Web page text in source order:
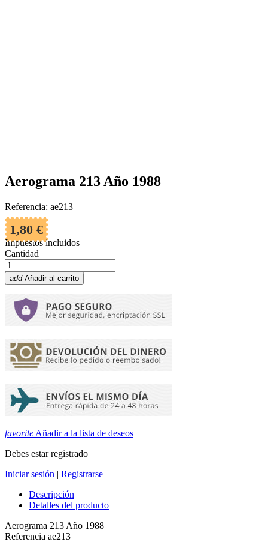
Aerograma 213 Año 1988
Referencia: ae213
1,80 €
Impuestos incluidos
Cantidad
add Añadir al carrito
favorite Añadir a la lista de deseos
Debes estar registrado
Iniciar sesión | Registrarse
Descripción
Detalles del producto
Aerograma 213 Año 1988
Referencia ae213